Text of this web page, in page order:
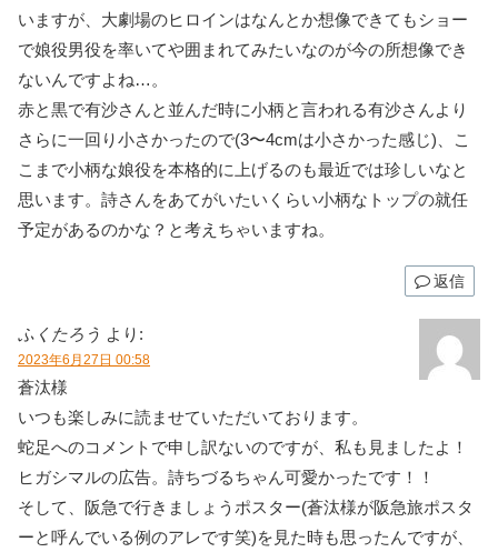
いますが、大劇場のヒロインはなんとか想像できてもショー
で娘役男役を率いてや囲まれてみたいなのが今の所想像でき
ないんですよね…。
赤と黒で有沙さんと並んだ時に小柄と言われる有沙さんより
さらに一回り小さかったので(3〜4cmは小さかった感じ)、こ
こまで小柄な娘役を本格的に上げるのも最近では珍しいなと
思います。詩さんをあてがいたいくらい小柄なトップの就任
予定があるのかな？と考えちゃいますね。
返信
ふくたろう より:
2023年6月27日 00:58
蒼汰様
いつも楽しみに読ませていただいております。
蛇足へのコメントで申し訳ないのですが、私も見ましたよ！
ヒガシマルの広告。詩ちづるちゃん可愛かったです！！
そして、阪急で行きましょうポスター(蒼汰様が阪急旅ポスタ
ーと呼んでいる例のアレです笑)を見た時も思ったんですが、